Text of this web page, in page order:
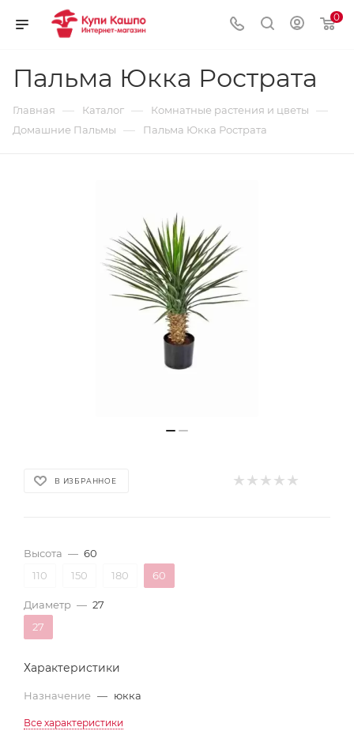
0
Пальма Юкка Рострата
Главная — Каталог — Комнатные растения и цветы —
Домашние Пальмы — Пальма Юкка Рострата
В ИЗБРАННОЕ
Высота — 60
110
150 180 60
Диаметр — 27
27
Характеристики
Назначение — юкка
Все характеристики